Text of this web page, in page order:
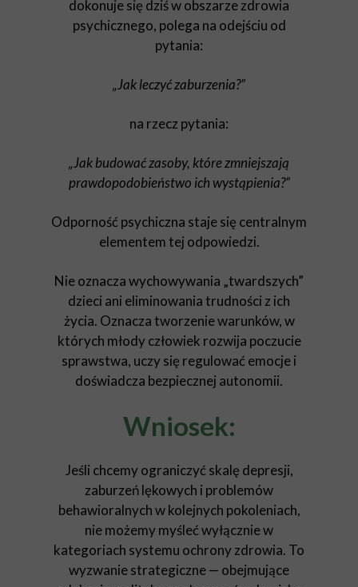
dokonuje się dziś w obszarze zdrowia
psychicznego, polega na odejściu od
pytania:
„Jak leczyć zaburzenia?”
na rzecz pytania:
„Jak budować zasoby, które zmniejszają
prawdopodobieństwo ich wystąpienia?”
Odporność psychiczna staje się centralnym
elementem tej odpowiedzi.
Nie oznacza wychowywania „twardszych”
dzieci ani eliminowania trudności z ich
życia. Oznacza tworzenie warunków, w
których młody człowiek rozwija poczucie
sprawstwa, uczy się regulować emocje i
doświadcza bezpiecznej autonomii.
Wniosek:
Jeśli chcemy ograniczyć skalę depresji,
zaburzeń lękowych i problemów
behawioralnych w kolejnych pokoleniach,
nie możemy myśleć wyłącznie w
kategoriach systemu ochrony zdrowia. To
wyzwanie strategiczne — obejmujące